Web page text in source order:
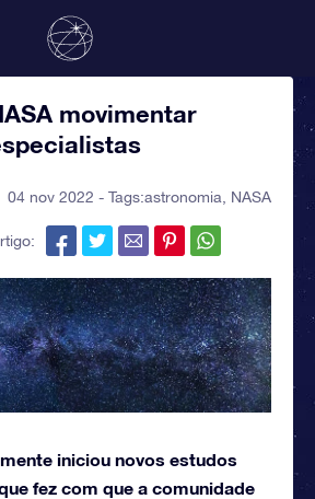
movimentar
04 nov 2022 - Tags:astronomia NASA
iniciou novos estudos
fez com que a comunidade